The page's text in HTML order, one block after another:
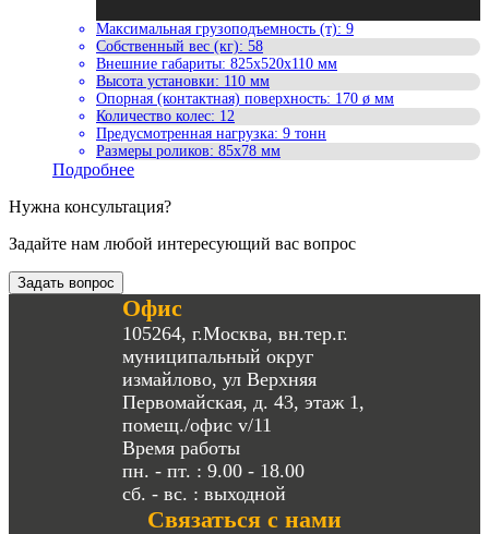
Максимальная грузоподъемность (т): 9
Собственный вес (кг): 58
Внешние габариты: 825x520x110 мм
Высота установки: 110 мм
Опорная (контактная) поверхность: 170 ø мм
Количество колес: 12
Предусмотренная нагрузка: 9 тонн
Размеры роликов: 85x78 мм
Подробнее
Нужна консультация?
Задайте нам любой интересующий вас вопрос
Задать вопрос
Офис
105264, г.Москва, вн.тер.г.
муниципальный округ
измайлово, ул Верхняя
Первомайская, д. 43, этаж 1,
помещ./офис v/11
Время работы
пн. - пт. : 9.00 - 18.00
сб. - вс. : выходной
Связаться с нами